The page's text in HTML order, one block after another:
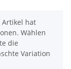
Artikel hat
Wählen
die
Variation